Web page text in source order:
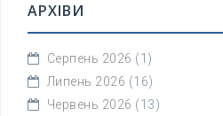
АРХІВИ
Серпень 2026 (1)
Липень 2026 (16)
Червень 2026 (13)